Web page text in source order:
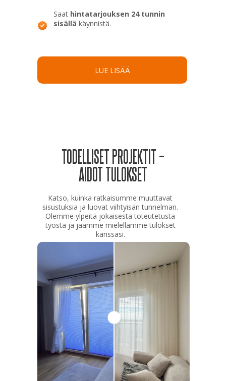
Saat hintatarjouksen 24 tunnin
sisällä käynnistä.
LUE LISÄÄ
TODELLISET PROJEKTIT –
AIDOT TULOKSET
Katso, kuinka ratkaisumme muuttavat
sisustuksia ja luovat viihtyisän tunnelman.
Olemme ylpeitä jokaisesta toteutetusta
työstä ja jaamme mielellämme tulokset
kanssasi.